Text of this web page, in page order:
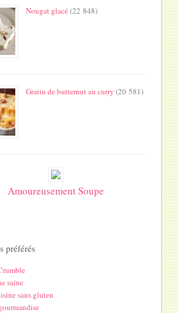
Nougat glacé(22 848)
Gratin de butternut au curry (20 581)
Amoureusement Soupe
préférés
saine
sans gluten